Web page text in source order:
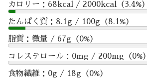
カロリー：68kcal / 2000kcal（3.4%）
たんぱく質：8.1g / 100g（8.1%）
脂質：微量 / 67g（0%）
コレステロール：0mg / 200mg（0%）
食物繊維：0g / 18g（0%）